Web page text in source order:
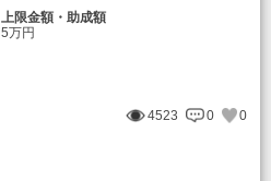
上限金額・助成額
5万円
4523 0
0